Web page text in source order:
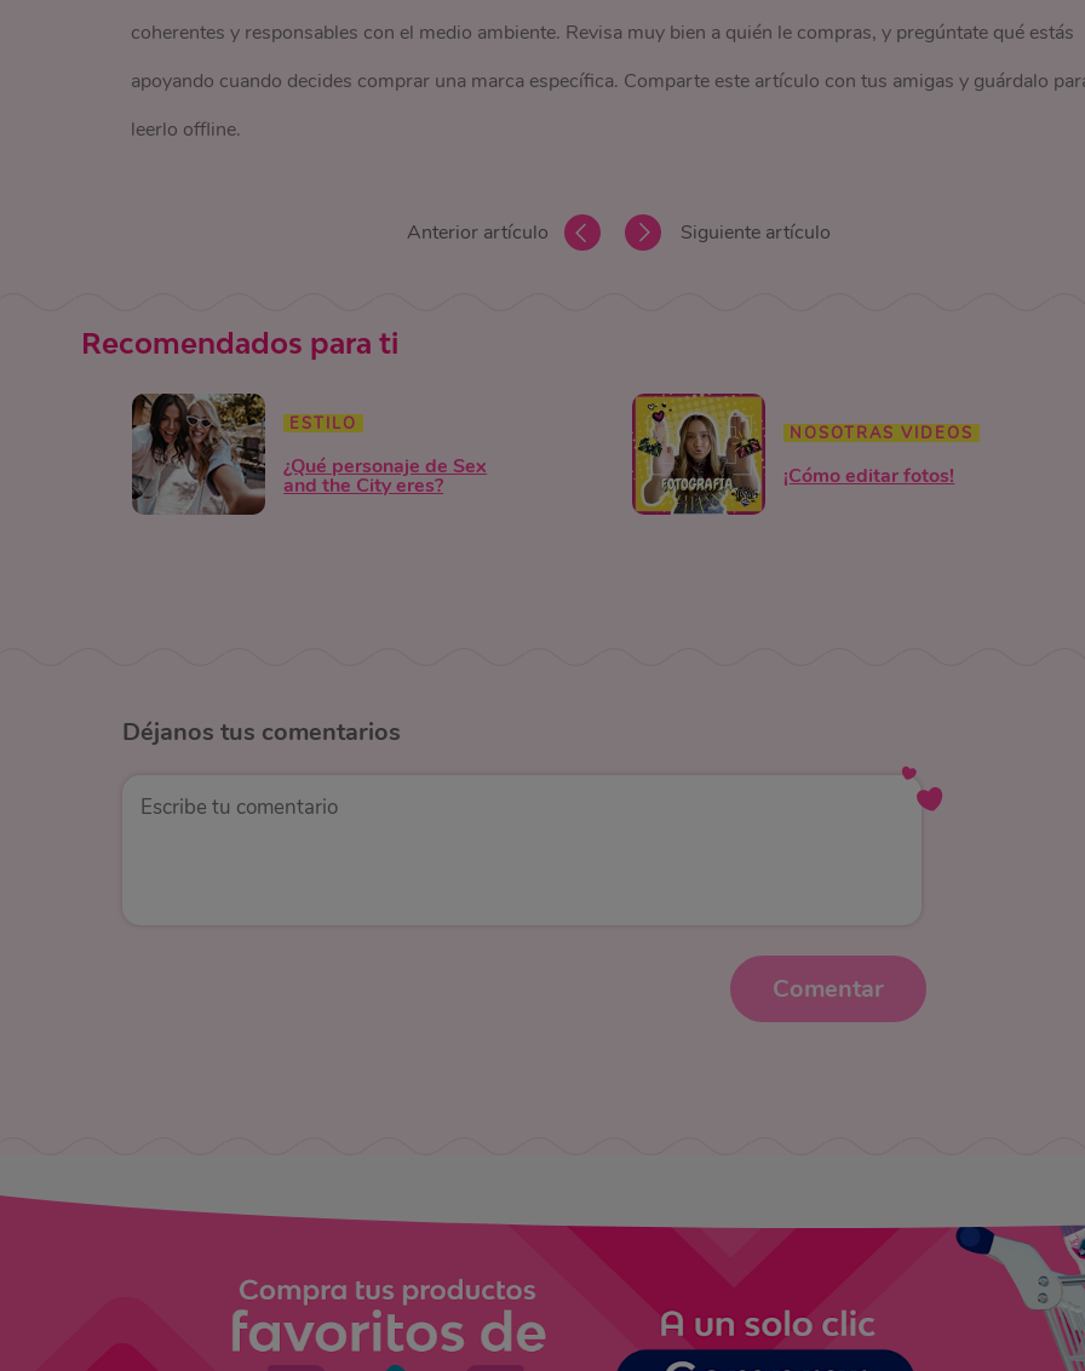
coherentes y responsables con el medio ambiente. Revisa muy bien a quién le compras, y pregúntate qué estás
apoyando cuando decides comprar una marca específica. Comparte este artículo con tus amigas y guárdalo
leerlo offline.
Anterior artículo Siguiente artículo
Recomendados para ti
ESTILO
¿Qué personaje de Sex
and the City eres?
NOSOTRAS VIDEOS
¡Cómo editar fotos!
Déjanos tus comentarios
Comentar